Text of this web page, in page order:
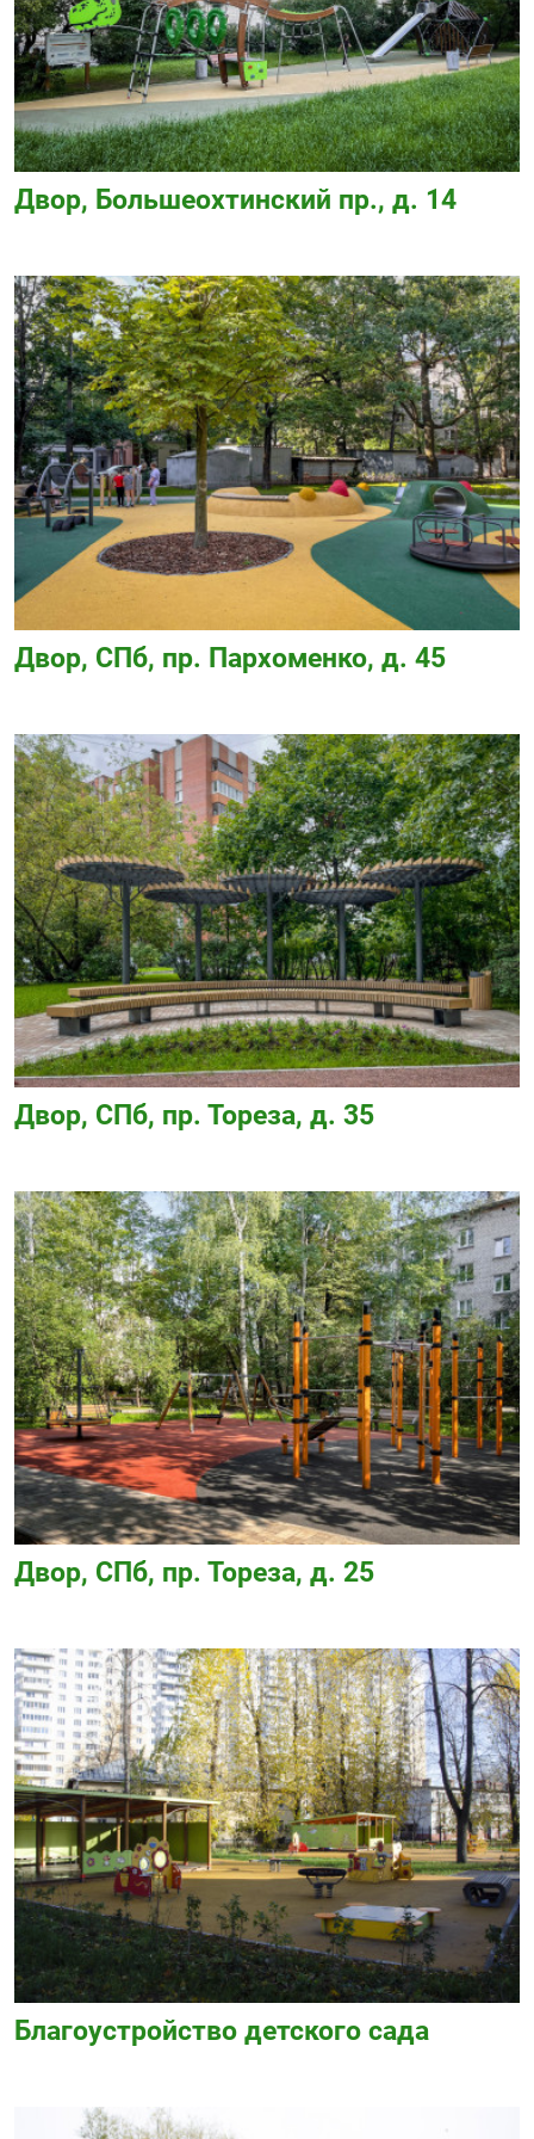
Двор, Большеохтинский пр., д. 14
Двор, СПб, пр. Пархоменко, д. 45
Двор, СПб, пр. Тореза, д. 35
Двор, СПб, пр. Тореза, д. 25
Благоустройство детского сада